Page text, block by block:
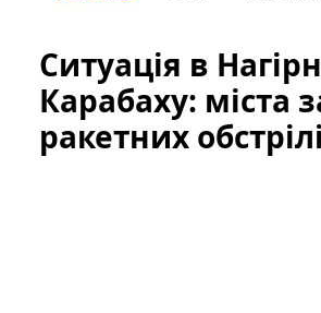
Ситуація в
Карабаху: міста
ракетних